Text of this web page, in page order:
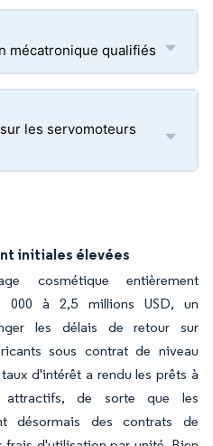
mécatronique qualifiés
les servomoteurs
initiales élevées
cosmétique entièrement
000 à 2,5 millions USD, un
les délais de retour sur
sous contrat de niveau
d'intérêt a rendu les prêts à
attractifs, de sorte que les
désormais des contrats de